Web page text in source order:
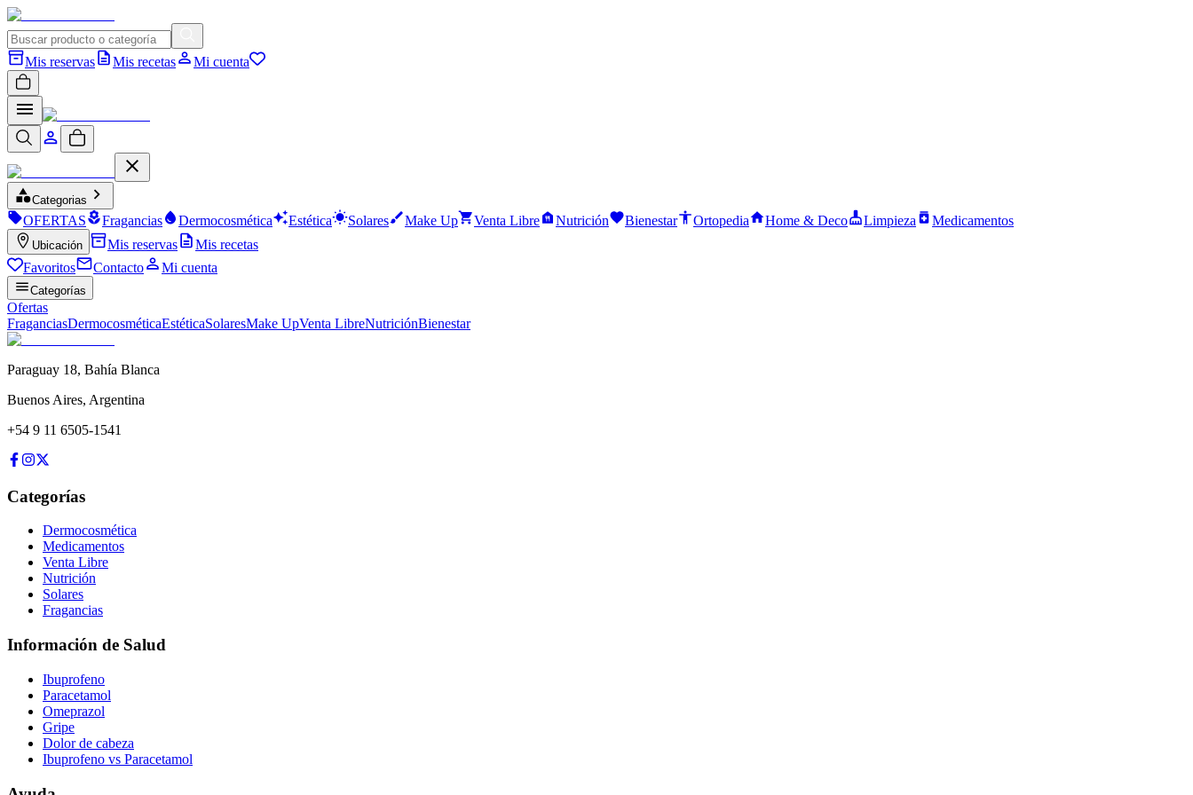
Mis reservas Mis recetas Mi cuenta
Categorias
OFERTAS Fragancias Dermocosmética Estética Solares Make Up Venta Libre Nutrición Bienestar Ortopedia Home & Deco Limpieza Medicamentos
Ubicación Mis reservas
Mis recetas
Favoritos
Contacto Mi cuenta
Categorías
Ofertas
FraganciasDermocosméticaEstéticaSolaresMake UpVenta LibreNutriciónBienestar
Paraguay 18, Bahía Blanca
Buenos Aires, Argentina
+54 9 11 6505-1541
Categorías
Dermocosmética
Medicamentos
Venta Libre
Nutrición
Solares
Fragancias
Información de Salud
Ibuprofeno
Paracetamol
Omeprazol
Gripe
Dolor de cabeza
Ibuprofeno vs Paracetamol